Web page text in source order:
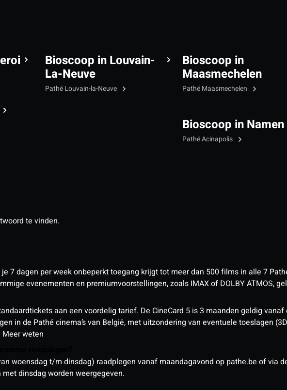
Bioscoop in Louvain-
La-Neuve
Pathé Louvain-la-Neuve
Bioscoop in
Maasmechelen
Pathé Maasmechelen
Bioscoop in Namen
Pathé Acinapolis
te vinden.
7 dagen per week onbeperkt toegang krijgt tot meer dan 500 films in alle 7
evenementen en premiumvoorstellingen, zoals IMAX of DOLBY ATMOS,
aan een voordelig tarief. De CineCard 5 is 3 maanden geldig
in de Pathé cinema’s van België, met uitzondering van eventuele toeslagen
Meer weten
woensdag t/m dinsdag) raadplegen vanaf maandagavond op pathe.be of via
dinsdag worden weergegeven.